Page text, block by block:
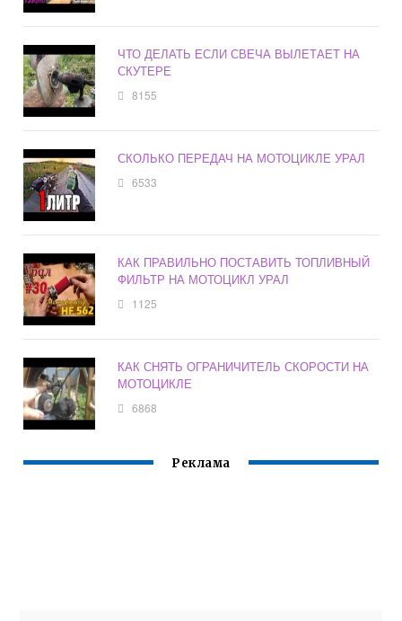
ЧТО ДЕЛАТЬ ЕСЛИ СВЕЧА ВЫЛЕТАЕТ НА
СКУТЕРЕ
8155
СКОЛЬКО ПЕРЕДАЧ НА МОТОЦИКЛЕ УРАЛ
6533
КАК ПРАВИЛЬНО ПОСТАВИТЬ ТОПЛИВНЫЙ
ФИЛЬТР НА МОТОЦИКЛ УРАЛ
1125
КАК СНЯТЬ ОГРАНИЧИТЕЛЬ СКОРОСТИ НА
МОТОЦИКЛЕ
6868
Реклама